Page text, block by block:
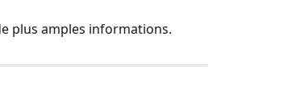
plus amples informations.